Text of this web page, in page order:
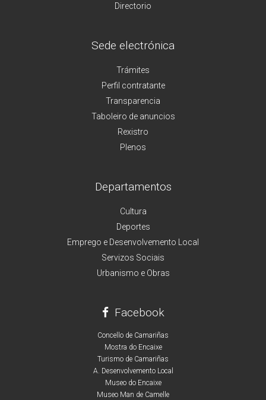
Directorio
Sede electrónica
Trámites
Perfil contratante
Transparencia
Taboleiro de anuncios
Rexistro
Plenos
Departamentos
Cultura
Deportes
Emprego e Desenvolvemento Local
Servizos Sociais
Urbanismo e Obras
Facebook
Concello de Camariñas
Mostra do Encaixe
Turismo de Camariñas
A. Desenvolvemento Local
Museo do Encaixe
Museo Man de Camelle